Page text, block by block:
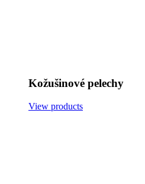
Kožušinové pelechy
View products